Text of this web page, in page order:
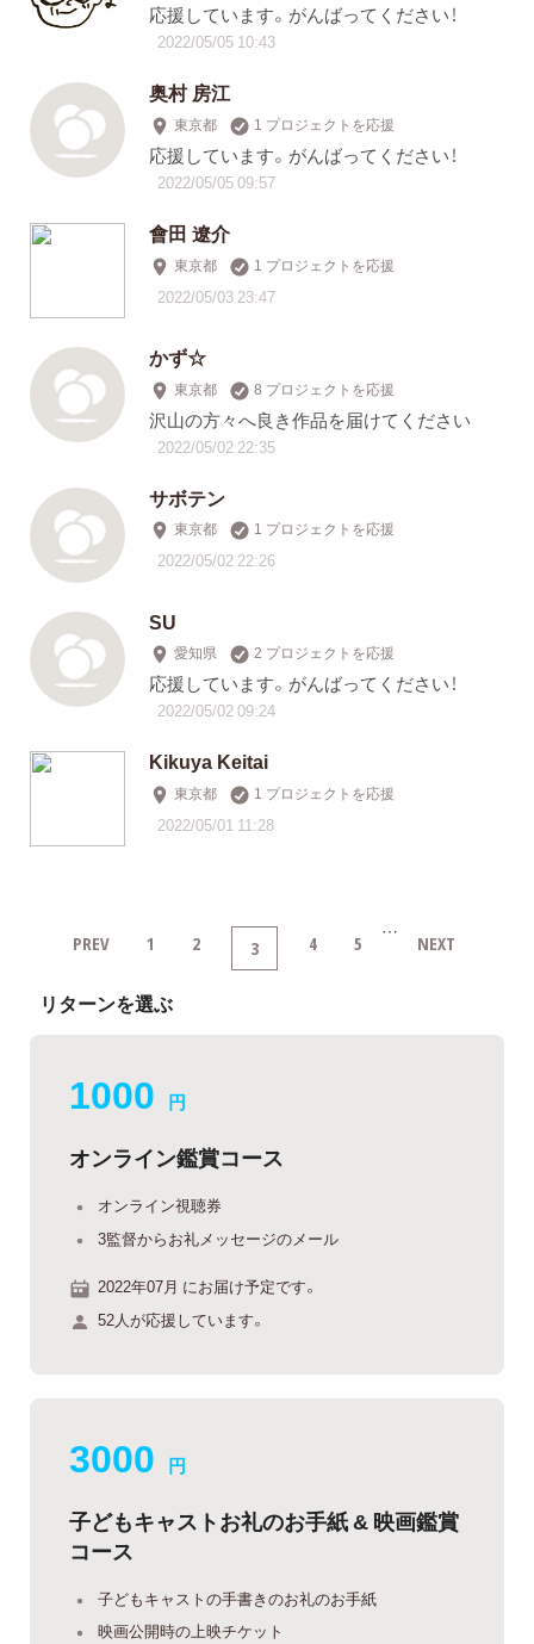
応援しています。がんばってください！
2022/05/05 10:43
奥村 房江
東京都 1 プロジェクトを応援
応援しています。がんばってください！
2022/05/05 09:57
會田 遼介
東京都 1 プロジェクトを応援
2022/05/03 23:47
かず☆
東京都 8 プロジェクトを応援
沢山の方々へ良き作品を届けてください
2022/05/02 22:35
サボテン
東京都 1 プロジェクトを応援
2022/05/02 22:26
SU
愛知県 2 プロジェクトを応援
応援しています。がんばってください！
2022/05/02 09:24
Kikuya Keitai
東京都 1 プロジェクトを応援
2022/05/01 11:28
PREV 1 2 3 4 5 … NEXT
リターンを選ぶ
1000 円
オンライン鑑賞コース
オンライン視聴券
3監督からお礼メッセージのメール
2022年07月 にお届け予定です。
52人が応援しています。
3000 円
子どもキャストお礼のお手紙 & 映画鑑賞
コース
子どもキャストの手書きのお礼のお手紙
映画公開時の上映チケット